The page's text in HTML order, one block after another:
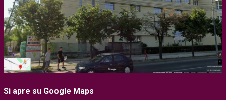
Si apre su Google Maps